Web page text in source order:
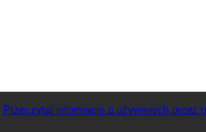
Przeczytaj informacje o używanych przez